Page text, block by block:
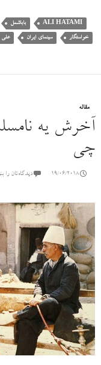
ALI HATAMI باباشمل
خواستگار سینمای ایران علی
مقاله‌
آخرش یه
چی
19/06/2018 دیدگاه‌تان را